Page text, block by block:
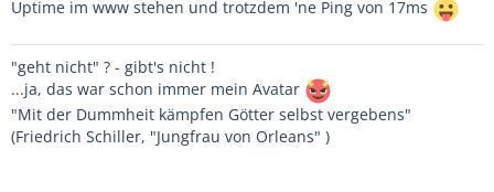
Uptime im www stehen und trotzdem 'ne Ping von 17ms
"geht nicht" ? - gibt's nicht !
...ja, das war schon immer mein Avatar
"Mit der Dummheit kämpfen Götter selbst vergebens"
(Friedrich Schiller, "Jungfrau von Orleans" )